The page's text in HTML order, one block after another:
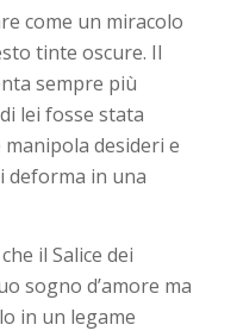
come un miracolo
tinte oscure. Il
sempre più
lei fosse stata
desideri e
deforma in una
il Salice dei
sogno d’amore ma
in un legame